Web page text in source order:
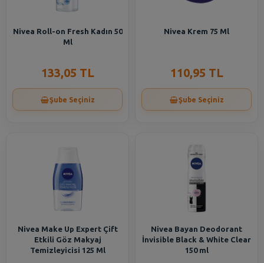
Nivea Roll-on Fresh Kadın 50
Ml
133,05 TL
Şube Seçiniz
Nivea Krem 75 Ml
110,95 TL
Şube Seçiniz
Nivea Make Up Expert Çift
Etkili Göz Makyaj
Temizleyicisi 125 Ml
Nivea Bayan Deodorant
İnvisible Black & White Clear
150 ml